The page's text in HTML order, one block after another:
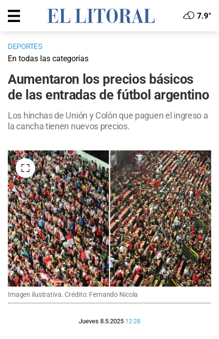
7.9°
DEPORTES
En todas las categorías
Aumentaron los precios básicos
de las entradas de fútbol argentino
Los hinchas de Unión y Colón que paguen el ingreso a
la cancha tienen nuevos precios.
Imagen ilustrativa. Crédito: Fernando Nicola
Jueves 8.5.2025 12:28